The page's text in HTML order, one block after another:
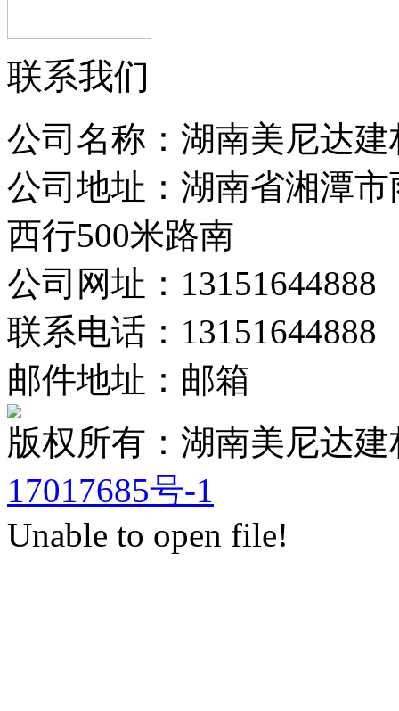
联系我们
公司名称：湖南美尼达
公司地址：湖南省湘潭
西行500米路南
公司网址：13151644888
联系电话：13151644888
邮件地址：邮箱
版权所有：湖南美尼
17017685号-1
Unable to open file!